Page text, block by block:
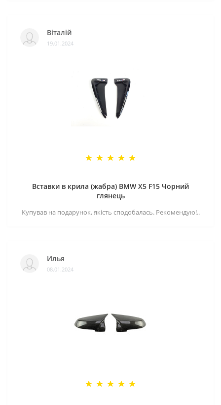
Віталій
19.01.2024
Вставки в крила (жабра) BMW X5 F15 Чорний
глянець
Купував на подарунок, якість сподобалась. Рекомендую!..
Илья
08.01.2024